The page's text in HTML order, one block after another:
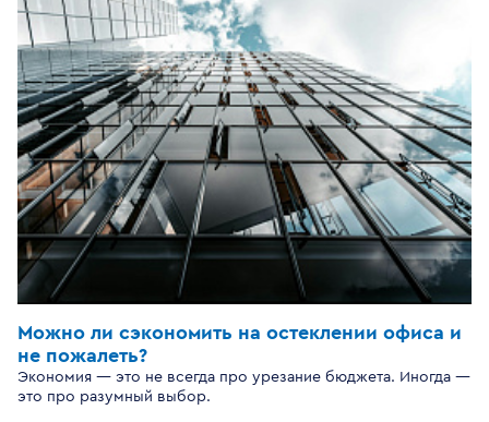
Можно ли сэкономить на остеклении офиса и
не пожалеть?
Экономия — это не всегда про урезание бюджета. Иногда —
это про разумный выбор.